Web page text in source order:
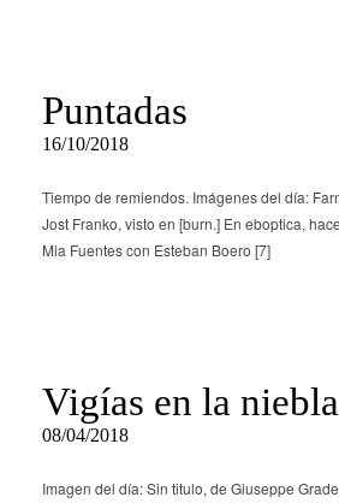
Puntadas
16/10/2018
Tiempo de remiendos. Imágenes del día:
Jost Franko, visto en [burn.] En eboptica,
Mia Fuentes con Esteban Boero [7]
Vigías en la niebla
08/04/2018
Imagen del día: Sin titulo, de Giuseppe